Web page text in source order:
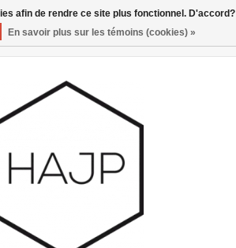
0 Articles - €0,00
afin de rendre ce site plus fonctionnel. D'accord?
En savoir plus sur les témoins (cookies) »